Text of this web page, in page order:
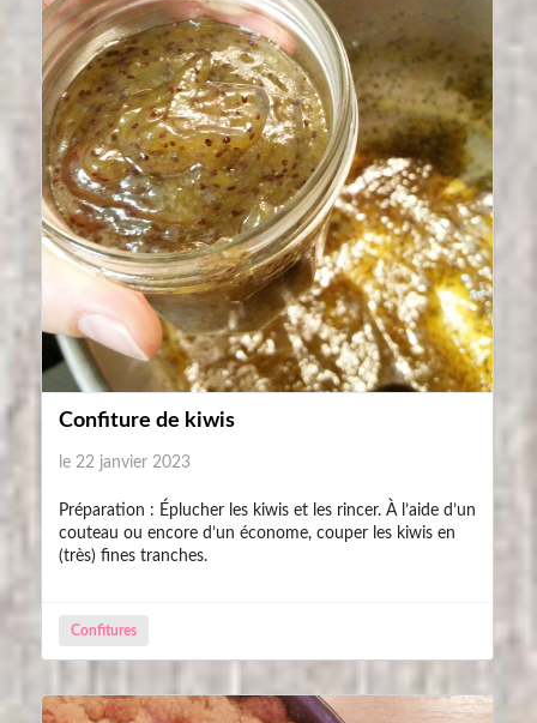
Confiture de kiwis
le 22 janvier 2023
Préparation : Éplucher les kiwis et les rincer. À l’aide d’un
couteau ou encore d’un économe, couper les kiwis en
(très) fines tranches.
Confitures